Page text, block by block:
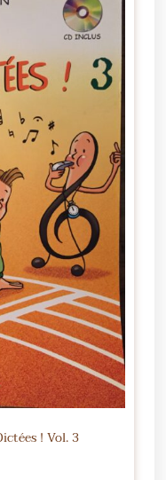
! Vol. 3